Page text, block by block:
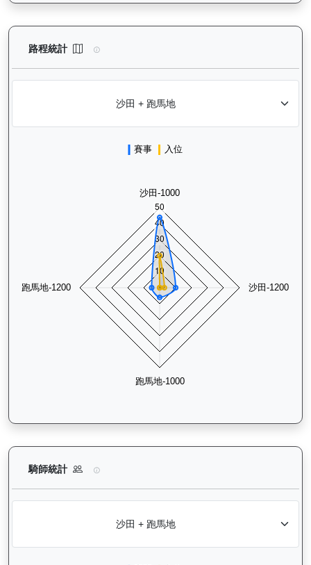
路程統計 精彩勇士（D387）— 路程統計分析：查看香港
騎師統計 精彩勇士（D387）— 騎師統計分析：查看各騎